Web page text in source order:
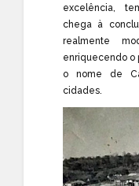
excelência,
chega à
realmente
enriquecendo o
o nome de
cidades.